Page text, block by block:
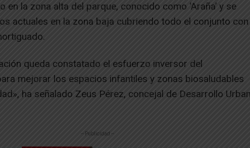
en la zona alta del parque, conocido como ‘Araña’ y se
actuales en la zona baja cubriendo todo el conjunto con
queda constatado el esfuerzo inversor del
mejorar los espacios infantiles y zonas biosaludables
ha señalado Zeus Pérez, concejal de Desarrollo
-- Publicidad --